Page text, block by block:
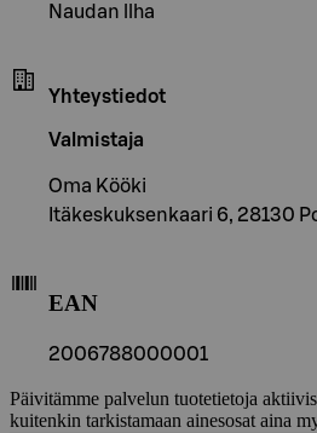
Naudan llha
Yhteystiedot
Valmistaja
Oma Kööki
Itäkeskuksenkaari 6, 28130
EAN
2006788000001
Päivitämme palvelun tuotetietoja
kuitenkin tarkistamaan ainesosat aina